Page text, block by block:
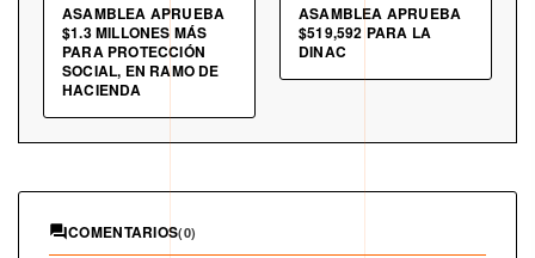
ASAMBLEA APRUEBA
$1.3 MILLONES MÁS
PARA PROTECCIÓN
SOCIAL, EN RAMO DE
HACIENDA
ASAMBLEA APRUEBA
$519,592 PARA LA
DINAC
COMENTARIOS(0)